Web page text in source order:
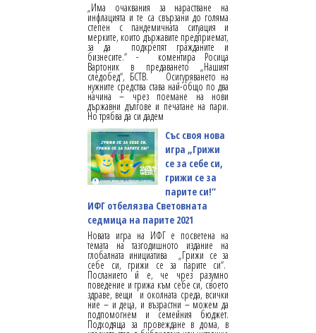
„Има очаквания за нарастване на
инфлацията и те са свързани до голяма
степен с пандемичната ситуация и
мерките, които държавите предприемат,
за да подкрепят гражданите и
бизнесите.“ - коментира Росица
Вартоник в предаването „Нашият
следобед“, БСТВ. Осигуряването на
нужните средства става най-общо по два
начина – чрез поемане на нови
държавни дългове и печатане на пари.
Но трябва да си дадем
Със своя нова
игра „Грижи
се за себе си,
грижи се за
парите си!“
ИФГ отбелязва Световната
седмица на парите 2021
Новата игра на ИФГ е посветена на
темата на тазгодишното издание на
глобалната инициатива „Грижи се за
себе си, грижи се за парите си“.
Посланието й е, че чрез разумно
поведение и грижа към себе си, своето
здраве, вещи и околната среда, всички
ние – и деца, и възрастни – можем да
подпомогнем и семейния бюджет.
Подходяща за провеждане в дома, в